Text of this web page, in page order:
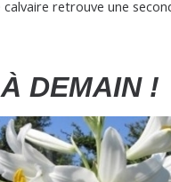
À DEMAIN !